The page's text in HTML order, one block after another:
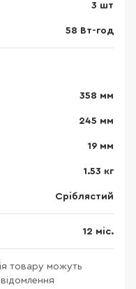
3 шт
58 Вт-год
358 мм
245 мм
19 мм
1.53 кг
Сріблястий
12 міс.
товару можуть